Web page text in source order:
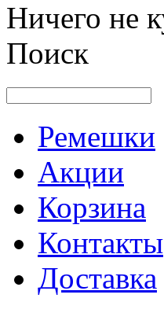
Ничего не
Поиск
Ремешки
Акции
Корзина
Контакты
Доставка